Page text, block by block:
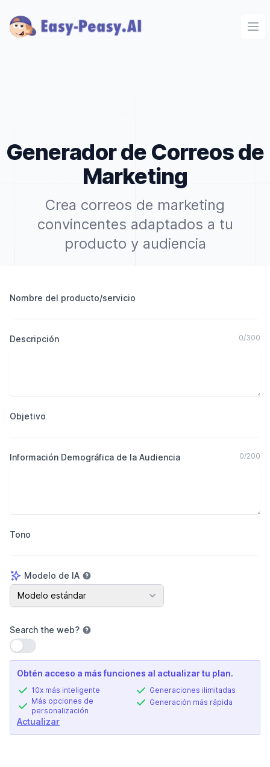
Generador de Correos de
Marketing
Crea correos de marketing
convincentes adaptados a tu
producto y audiencia
Nombre del producto/servicio
Descripción 0/300
Objetivo
Información Demográfica de la Audiencia 0/200
Tono
Modelo de IA
Modelo de IA
Modelo estándar
Search the web?
Usar configuración
Obtén acceso a más funciones al actualizar tu plan.
10x más inteligente
Más opciones de
personalización
Generaciones ilimitadas
Generación más rápida
Actualizar